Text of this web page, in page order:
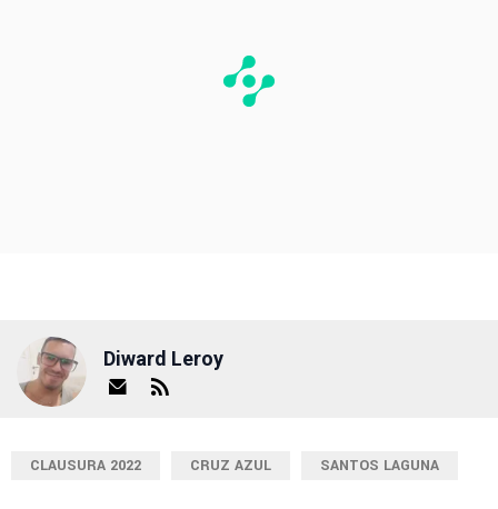
Diward Leroy
CLAUSURA 2022 CRUZ AZUL SANTOS LAGUNA